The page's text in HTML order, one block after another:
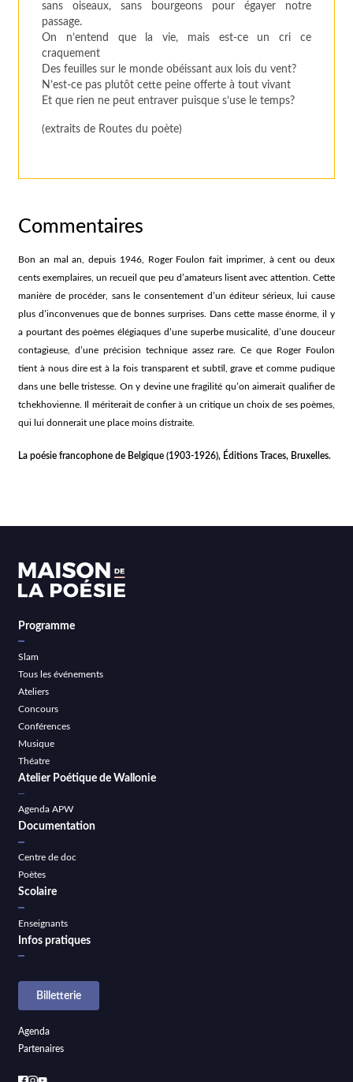
sans oiseaux, sans bourgeons pour égayer notre
passage.
On n’entend que la vie, mais est-ce un cri ce
craquement
Des feuilles sur le monde obéissant aux lois du vent?
N’est-ce pas plutôt cette peine offerte à tout vivant
Et que rien ne peut entraver puisque s’use le temps?
(extraits de Routes du poète)
Commentaires
Bon an mal an, depuis 1946, Roger Foulon fait imprimer, à cent ou deux
cents exemplaires, un recueil que peu d’amateurs lisent avec attention. Cette
manière de procéder, sans le consentement d’un éditeur sérieux, lui cause
plus d’inconvenues que de bonnes surprises. Dans cette masse énorme, il y
a pourtant des poèmes élégiaques d’une superbe musicalité, d’une douceur
contagieuse, d’une précision technique assez rare. Ce que Roger Foulon
tient à nous dire est à la fois transparent et subtil, grave et comme pudique
dans une belle tristesse. On y devine une fragilité qu’on aimerait qualifier de
tchekhovienne. Il mériterait de confier à un critique un choix de ses poèmes,
qui lui donnerait une place moins distraite.
La poésie francophone de Belgique (1903-1926), Éditions Traces, Bruxelles.
Programme
Slam
Tous les événements
Ateliers
Concours
Conférences
Musique
Théatre
Atelier Poétique de Wallonie
Agenda APW
Documentation
Centre de doc
Poètes
Scolaire
Enseignants
Infos pratiques
Billetterie
Agenda
Partenaires